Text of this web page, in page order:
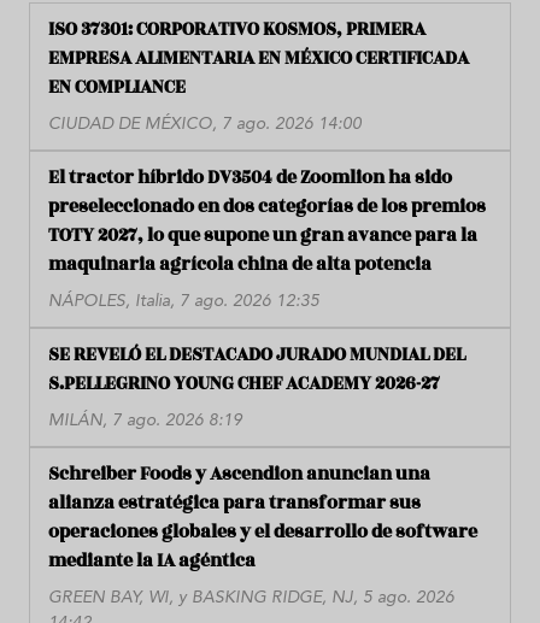
ISO 37301: CORPORATIVO KOSMOS, PRIMERA
EMPRESA ALIMENTARIA EN MÉXICO CERTIFICADA
EN COMPLIANCE
CIUDAD DE MÉXICO, 7 ago. 2026 14:00
El tractor híbrido DV3504 de Zoomlion ha sido
preseleccionado en dos categorías de los premios
TOTY 2027, lo que supone un gran avance para la
maquinaria agrícola china de alta potencia
NÁPOLES, Italia, 7 ago. 2026 12:35
SE REVELÓ EL DESTACADO JURADO MUNDIAL DEL
S.PELLEGRINO YOUNG CHEF ACADEMY 2026-27
MILÁN, 7 ago. 2026 8:19
Schreiber Foods y Ascendion anuncian una
alianza estratégica para transformar sus
operaciones globales y el desarrollo de software
mediante la IA agéntica
GREEN BAY, WI, y BASKING RIDGE, NJ, 5 ago. 2026